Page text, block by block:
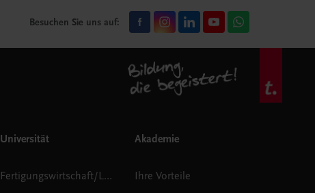
Besuchen Sie uns auf:
Universität
Fertigungswirtschaft/Logistik
Akademie
Ihre Vorteile